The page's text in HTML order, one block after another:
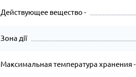
Действующее вещество -
Зона дії
Максимальная температура хранения -